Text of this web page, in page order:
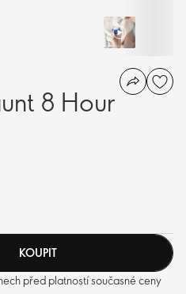
8 Hour
KOUPIT
před platností současné ceny